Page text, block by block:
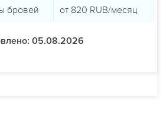
бровей от 820 RUB/месяц
05.08.2026